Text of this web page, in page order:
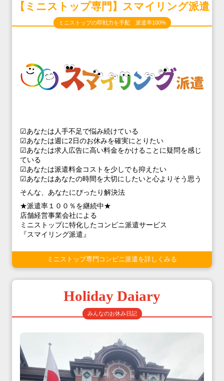
【ミニストップ専門】スマイリング派遣
ミニストップの即戦力を手配 派遣率100%
☑あなたは人手不足で悩み続けている
☑あなたは週に2日のお休みを確実にとりたい
☑あなたは求人広告に高い料金をかけることに疑問を感じ
ている
☑あなたは派遣料金コストを少しでも抑えたい
☑あなたはあなたの時間を大切にしたいと心よりそう思う
そんな、あなたにぴったり解決法
★派遣率１００％を継続中★
店舗経営事業会社による
ミニストップに特化したコンビニ派遣サービス
『スマイリング派遣』
ミニストップ専門コンビニ派遣を詳しくみる
Holiday Daiary
みんなのお休み日記